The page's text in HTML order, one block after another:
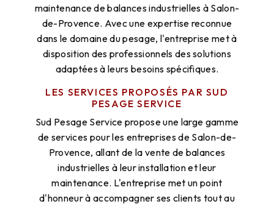
maintenance de balances industrielles à Salon-
de-Provence. Avec une expertise reconnue
dans le domaine du pesage, l'entreprise met à
disposition des professionnels des solutions
adaptées à leurs besoins spécifiques.
LES SERVICES PROPOSÉS PAR SUD
PESAGE SERVICE
Sud Pesage Service propose une large gamme
de services pour les entreprises de Salon-de-
Provence, allant de la vente de balances
industrielles à leur installation et leur
maintenance. L'entreprise met un point
d'honneur à accompagner ses clients tout au